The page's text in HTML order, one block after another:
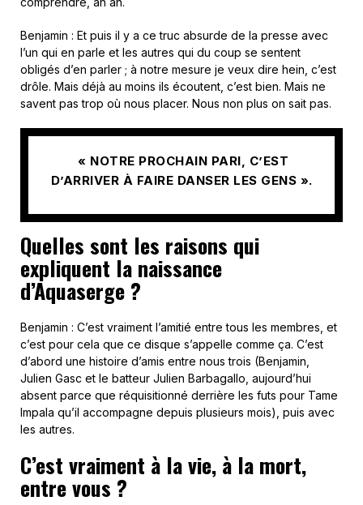
Benjamin : Et puis il y a ce truc absurde de la presse avec
l’un qui en parle et les autres qui du coup se sentent
obligés d’en parler ; à notre mesure je veux dire hein, c’est
drôle. Mais déjà au moins ils écoutent, c’est bien. Mais ne
savent pas trop où nous placer. Nous non plus on sait pas.
« NOTRE PROCHAIN PARI, C’EST
D’ARRIVER À FAIRE DANSER LES GENS ».
Quelles sont les raisons qui
expliquent la naissance
d’Aquaserge ?
Benjamin : C’est vraiment l’amitié entre tous les membres, et
c’est pour cela que ce disque s’appelle comme ça. C’est
d’abord une histoire d’amis entre nous trois (Benjamin,
Julien Gasc et le batteur Julien Barbagallo, aujourd’hui
absent parce que réquisitionné derrière les futs pour Tame
Impala qu’il accompagne depuis plusieurs mois), puis avec
les autres.
C’est vraiment à la vie, à la mort,
entre vous ?